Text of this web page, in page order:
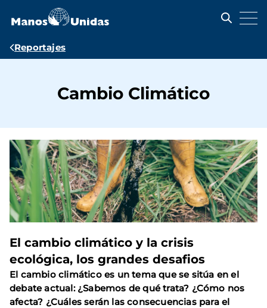
contenido
Ruta
Reportajes
Cambio Climático
El cambio climático y la crisis
ecológica, los grandes desafios
El cambio climático es un tema que se sitúa en el
debate actual: ¿Sabemos de qué trata? ¿Cómo nos
afecta? ¿Cuáles serán las consecuencias para el